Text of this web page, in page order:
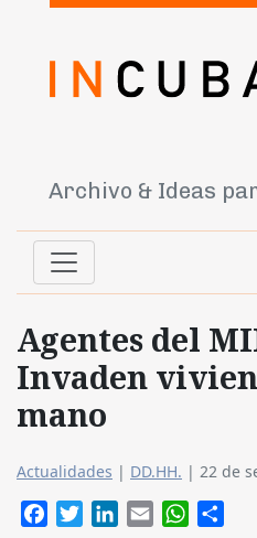
Archivo & Ideas
Agentes del
Invaden
mano
Actualidades | DD.HH. | 22 de
FacebookTwitterLinkedIn
Email